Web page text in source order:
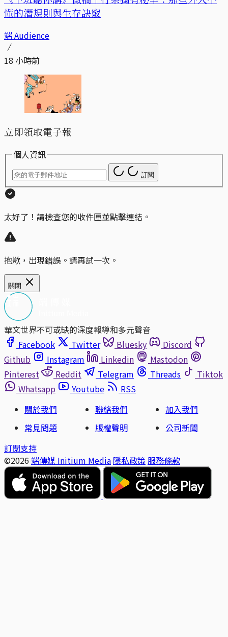
懂的潛規則與生存訣竅
端 Audience
18 小時前
立即領取電子報
個人資訊
訂閱
太好了！請檢查您的收件匣並點擊連結。
抱歉，出現錯誤。請再試一次。
關閉
華文世界不可或缺的深度報導和多元聲音
Facebook
Twitter Bluesky
Discord
Github
Instagram Linkedin
Mastodon
Pinterest
Reddit Telegram Threads
Tiktok
Whatsapp
Youtube
RSS
關於我們
聯絡我們
加入我們
常見問題
版權聲明
公司新聞
訂閱支持
©2026 端傳媒 Initium Media 隱私政策 服務條款